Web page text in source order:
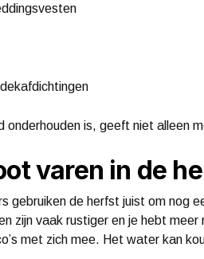
onderhouden is, geeft niet alleen
varen in de
gebruiken de herfst juist om nog
zijn vaak rustiger en je hebt
met zich mee. Het water kan